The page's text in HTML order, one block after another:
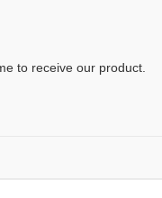
to receive our product.